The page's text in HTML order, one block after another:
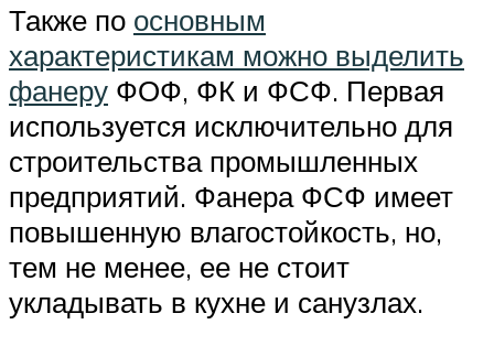
Также по основным
характеристикам можно выделить
фанеру ФОФ, ФК и ФСФ. Первая
используется исключительно для
строительства промышленных
предприятий. Фанера ФСФ имеет
повышенную влагостойкость, но,
тем не менее, ее не стоит
укладывать в кухне и санузлах.